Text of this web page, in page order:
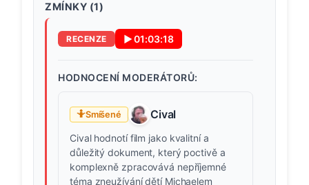
ZMÍNKY (1)
RECENZE ▶01:03:18
HODNOCENÍ MODERÁTORŮ:
🤷Smíšené Cival
Cival hodnotí film jako kvalitní a
důležitý dokument, který poctivě a
komplexně zpracovává nepříjemné
téma zneužívání dětí Michaelem